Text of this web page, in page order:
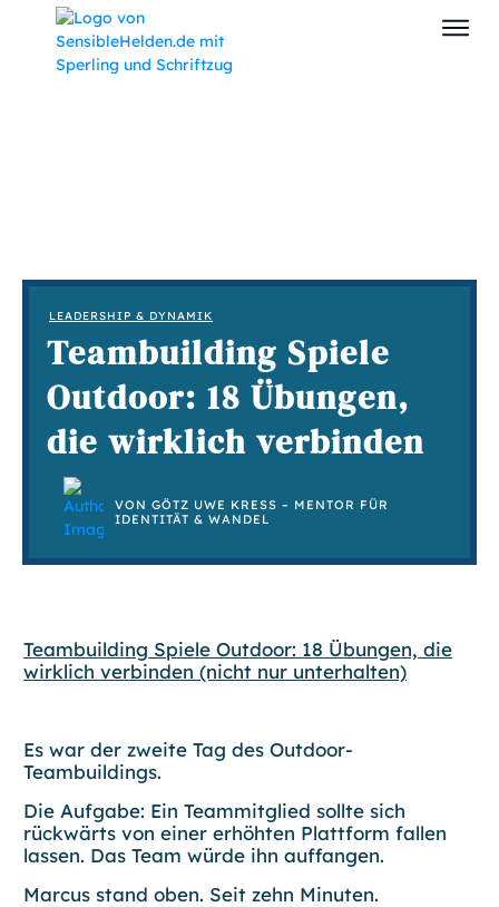
LEADERSHIP & DYNAMIK
Teambuilding Spiele
Outdoor: 18 Übungen,
die wirklich verbinden
VONGÖTZ UWE KRESS – MENTOR FÜR I
DENTITÄT & WANDEL
Teambuilding Spiele Outdoor: 18 Übungen, die
wirklich verbinden (nicht nur unterhalten)
Es war der zweite Tag des Outdoor-
Teambuildings.
Die Aufgabe: Ein Teammitglied sollte sich
rückwärts von einer erhöhten Plattform fallen
lassen. Das Team würde ihn auffangen.
Marcus stand oben. Seit zehn Minuten.